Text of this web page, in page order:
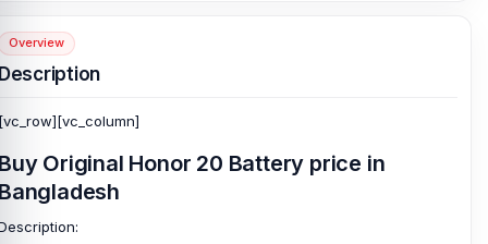
Overview
Original Honor 20 Battery price in